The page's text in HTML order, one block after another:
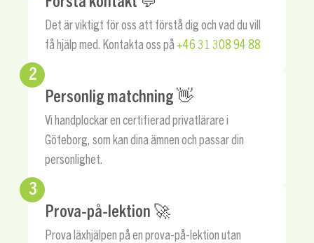
Det är viktigt för oss att förstå dig och vad du vill
få hjälp med. Kontakta oss på+46 31 308 94 88
2
Personlig matchning 👋
Vi handplockar en certifierad privatlärare i
Göteborg, som kan dina ämnen och passar din
personlighet.
3
Prova-på-lektion 🚀
Prova läxhjälpen på en prova-på-lektion utan